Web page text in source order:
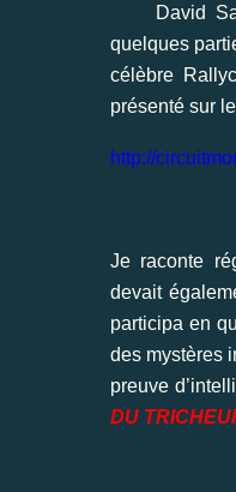
David
quelques
célèbre
présenté sur
http://
Je raconte
devait
participa en
des mystères
preuve
DU